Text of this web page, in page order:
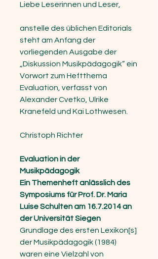
Liebe Leserinnen und Leser,
anstelle des üblichen Editorials
steht am Anfang der
vorliegenden Ausgabe der
„Diskussion Musikpädagogik“ ein
Vorwort zum Heftthema
Evaluation, verfasst von
Alexander Cvetko, Ulrike
Kranefeld und Kai Lothwesen.
Christoph Richter
Evaluation in der
Musikpädagogik
Ein Themenheft anlässlich des
Symposiums für Prof. Dr. Maria
Luise Schulten am 16.7.2014 an
der Universität Siegen
Grundlage des ersten Lexikon[s]
der Musikpädagogik (1984)
waren eine Vielzahl von